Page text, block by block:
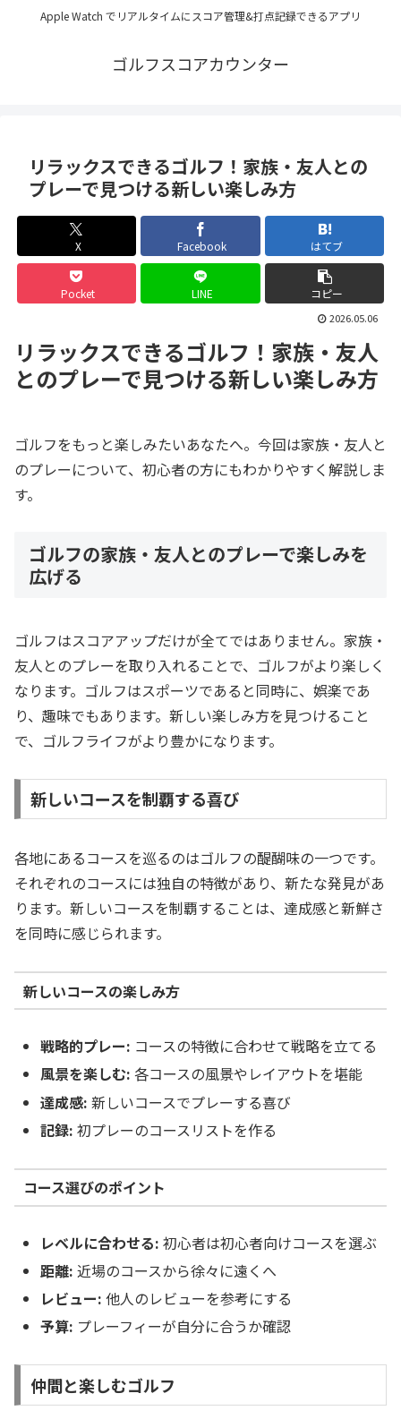
Apple Watch でリアルタイムにスコア管理&打点記録できるアプリ
ゴルフスコアカウンター
リラックスできるゴルフ！家族・友人との
プレーで見つける新しい楽しみ方
X Facebook はてブ
Pocket LINE コピー
2026.05.06
リラックスできるゴルフ！家族・友人
とのプレーで見つける新しい楽しみ方
ゴルフをもっと楽しみたいあなたへ。今回は家族・友人と
のプレーについて、初心者の方にもわかりやすく解説しま
す。
ゴルフの家族・友人とのプレーで楽しみを
広げる
ゴルフはスコアアップだけが全てではありません。家族・
友人とのプレーを取り入れることで、ゴルフがより楽しく
なります。ゴルフはスポーツであると同時に、娯楽であ
り、趣味でもあります。新しい楽しみ方を見つけること
で、ゴルフライフがより豊かになります。
新しいコースを制覇する喜び
各地にあるコースを巡るのはゴルフの醍醐味の一つです。
それぞれのコースには独自の特徴があり、新たな発見があ
ります。新しいコースを制覇することは、達成感と新鮮さ
を同時に感じられます。
新しいコースの楽しみ方
戦略的プレー: コースの特徴に合わせて戦略を立てる
風景を楽しむ: 各コースの風景やレイアウトを堪能
達成感: 新しいコースでプレーする喜び
記録: 初プレーのコースリストを作る
コース選びのポイント
レベルに合わせる: 初心者は初心者向けコースを選ぶ
距離: 近場のコースから徐々に遠くへ
レビュー: 他人のレビューを参考にする
予算: プレーフィーが自分に合うか確認
仲間と楽しむゴルフ